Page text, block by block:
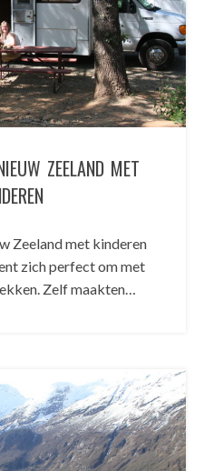
ZEELAND MET
Zeeland met kinderen
zich perfect om met
Zelf maakten…